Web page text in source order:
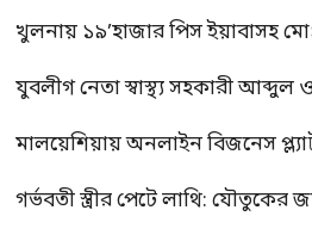
খুলনায় ১৯’হাজার পিস ইয়াবাসহ
যুবলীগ নেতা স্বাস্থ্য সহকারী
মালয়েশিয়ায় অনলাইন বিজনেস
গর্ভবতী স্ত্রীর পেটে লাথি: যৌতুকের